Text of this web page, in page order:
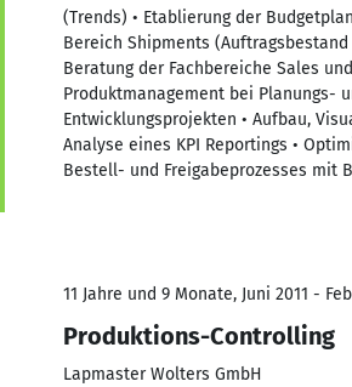
(Trends) • Etablierung der
Bereich Shipments (Auftragsbestand
Beratung der Fachbereiche Sales und
Produktmanagement bei Planungs-
Entwicklungsprojekten • Aufbau,
Analyse eines KPI Reportings •
Bestell- und Freigabeprozesses mit
11 Jahre und 9 Monate, Juni 2011 -
Produktions-Controlling
Lapmaster Wolters GmbH